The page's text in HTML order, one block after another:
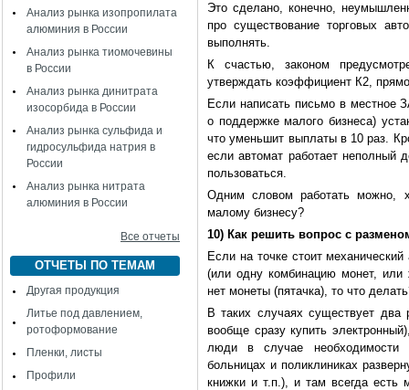
Анализ рынка изопропилата
алюминия в России
Анализ рынка тиомочевины
в России
Анализ рынка динитрата
изосорбида в России
Анализ рынка сульфида и
гидросульфида натрия в
России
Анализ рынка нитрата
алюминия в России
Все отчеты
ОТЧЕТЫ ПО ТЕМАМ
Другая продукция
Литье под давлением,
ротоформование
Пленки, листы
Профили
Это сделано, конечно,
про существование торговых
выполнять.
К счастью, законом
утверждать коэффициент К2,
Если написать письмо в местное
о поддержке малого бизнеса)
что уменьшит выплаты в 10 раз.
если автомат работает
пользоваться.
Одним словом работать можно,
малому бизнесу?
10) Как решить вопрос с
Если на точке стоит
(или одну комбинацию монет, или
нет монеты (пятачка), то что
В таких случаях существует два
вообще сразу купить
люди в случае необходимости
больницах и поликлиниках
книжки и т.п.), и там всегда есть